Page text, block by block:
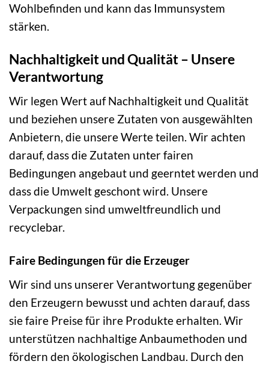
Wohlbefinden und kann das Immunsystem
stärken.
Nachhaltigkeit und Qualität – Unsere
Verantwortung
Wir legen Wert auf Nachhaltigkeit und Qualität
und beziehen unsere Zutaten von ausgewählten
Anbietern, die unsere Werte teilen. Wir achten
darauf, dass die Zutaten unter fairen
Bedingungen angebaut und geerntet werden und
dass die Umwelt geschont wird. Unsere
Verpackungen sind umweltfreundlich und
recyclebar.
Faire Bedingungen für die Erzeuger
Wir sind uns unserer Verantwortung gegenüber
den Erzeugern bewusst und achten darauf, dass
sie faire Preise für ihre Produkte erhalten. Wir
unterstützen nachhaltige Anbaumethoden und
fördern den ökologischen Landbau. Durch den